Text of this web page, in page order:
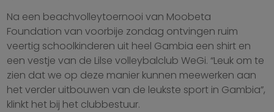
Na een beachvolleytoernooi van Moobeta
Foundation van voorbije zondag ontvingen ruim
veertig schoolkinderen uit heel Gambia een shirt en
een vestje van de Lilse volleybalclub WeGi. “Leuk om te
zien dat we op deze manier kunnen meewerken aan
het verder uitbouwen van de leukste sport in Gambia”,
klinkt het bij het clubbestuur.